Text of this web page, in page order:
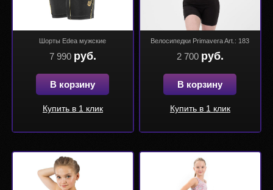
Шорты Edea мужские
7 990 руб.
В корзину
Купить в 1 клик
Велосипедки Primavera Art.: 183
2 700 руб.
В корзину
Купить в 1 клик